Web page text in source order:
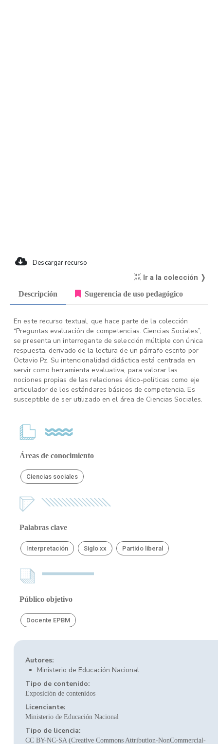
Descargar recurso
Ir a la colección ❭
Descripción Sugerencia de uso pedagógico
En este recurso textual, que hace parte de la colección
“Preguntas evaluación de competencias: Ciencias Sociales”,
se presenta un interrogante de selección múltiple con única
respuesta, derivado de la lectura de un párrafo escrito por
Octavio Pz. Su intencionalidad didáctica está centrada en
servir como herramienta evaluativa, para valorar las
nociones propias de las relaciones ético-políticas como eje
articulador de los estándares básicos de competencia. Es
susceptible de ser utilizado en el área de Ciencias Sociales.
Áreas de conocimiento
Ciencias sociales
Palabras clave
Interpretación Siglo xx Partido liberal
Público objetivo
Docente EPBM
Autores:
Ministerio de Educación Nacional
Tipo de contenido:
Exposición de contenidos
Licenciante:
Ministerio de Educación Nacional
Tipo de licencia:
CC BY-NC-SA (Creative Commons Attribution-NonCommercial-